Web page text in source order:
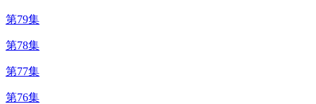
第79集
第78集
第77集
第76集